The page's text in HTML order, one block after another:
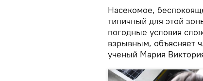
Насекомое,
типичный для этой
погодные условия
взрывным, объясняет
ученый Мария